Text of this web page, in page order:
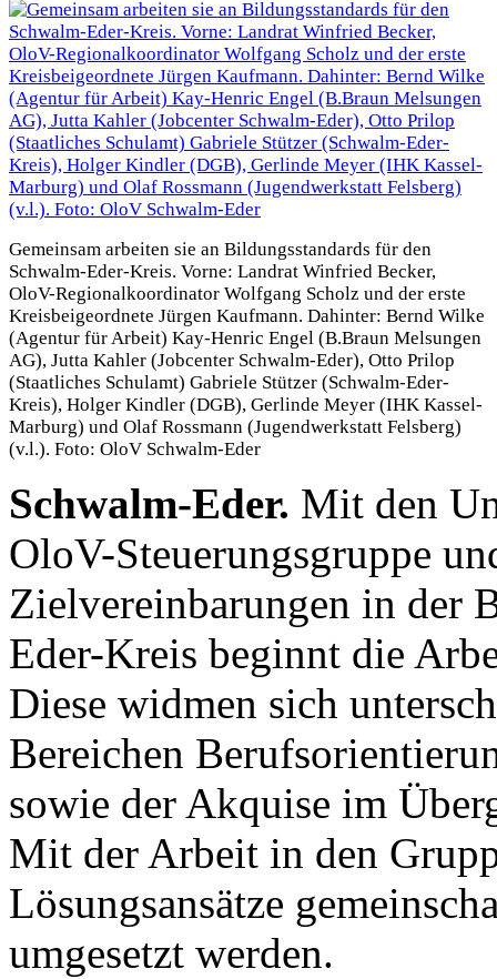
Gemeinsam arbeiten sie an Bildungsstandards für den
Schwalm-Eder-Kreis. Vorne: Landrat Winfried Becker,
OloV-Regionalkoordinator Wolfgang Scholz und der erste
Kreisbeigeordnete Jürgen Kaufmann. Dahinter: Bernd Wilke
(Agentur für Arbeit) Kay-Henric Engel (B.Braun Melsungen
AG), Jutta Kahler (Jobcenter Schwalm-Eder), Otto Prilop
(Staatliches Schulamt) Gabriele Stützer (Schwalm-Eder-
Kreis), Holger Kindler (DGB), Gerlinde Meyer (IHK Kassel-
Marburg) und Olaf Rossmann (Jugendwerkstatt Felsberg)
(v.l.). Foto: OloV Schwalm-Eder
Schwalm-Eder. Mit den
OloV-Steuerungsgruppe
Zielvereinbarungen in der
Eder-Kreis beginnt die
Diese widmen sich
Bereichen
sowie der Akquise im
Mit der Arbeit in den
Lösungsansätze
umgesetzt werden.